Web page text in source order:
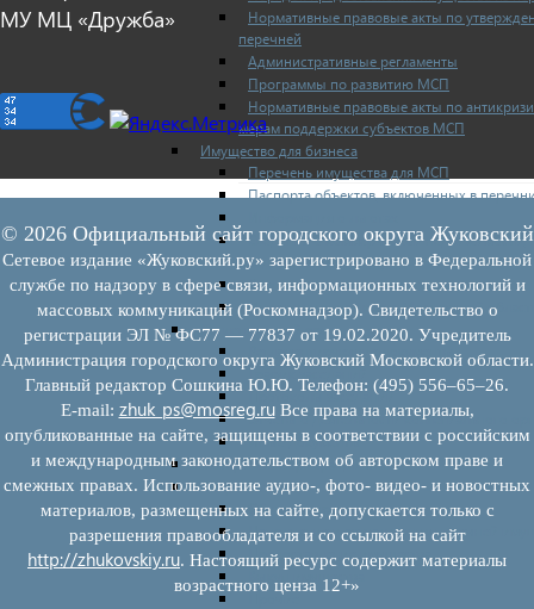
Нормативные правовые акты по
перечней
Административные регламенты
Программы по развитию МСП
Нормативные правовые акты по
мерам поддержки субъектов МСП
Имущество для бизнеса
Перечень имущества для МСП
Паспорта объектов, включенных в
Сведения о коммерческой недвижимости,
предлагаемой бизнесу
Сведения о проводимых торгах
Инвестиционная карта Московской
Коллегиальный орган
Регламентирующие документы
График заседаний
Протоколы заседаний
Отчеты о деятельности коллегиального
Иные документы
Материалы Корпорации МСП
Вопрос-ответ
Общие вопросы
Наполнение и актуализация перечней
Предоставление имущества
Выкуп имущества
Прочие
МУ МЦ «Дружба»
© 2026 Официальный сайт городского округа Жуковский
Сетевое издание «Жуковский.ру» зарегистрировано в Федеральной
службе по надзору в сфере связи, информационных технологий и
массовых коммуникаций (Роскомнадзор). Свидетельство о
регистрации ЭЛ № ФС77 — 77837 от 19.02.2020. Учредитель
Администрация городского округа Жуковский Московской области.
Главный редактор Сошкина Ю.Ю. Телефон: (495) 556–65–26.
E‑mail: zhuk_ps@mosreg.ruВсе права на материалы,
опубликованные на сайте, защищены в соответствии с российским
и международным законодательством об авторском праве и
смежных правах. Использование аудио-, фото- видео- и новостных
материалов, размещенных на сайте, допускается только с
разрешения правообладателя и со ссылкой на сайт
http://zhukovskiy.ru. Настоящий ресурс содержит материалы
возрастного ценза 12+»